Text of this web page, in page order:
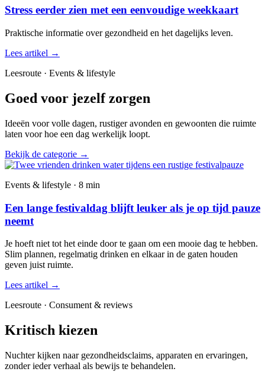
Stress eerder zien met een eenvoudige weekkaart
Praktische informatie over gezondheid en het dagelijks leven.
Lees artikel →
Leesroute · Events & lifestyle
Goed voor jezelf zorgen
Ideeën voor volle dagen, rustiger avonden en gewoonten die ruimte
laten voor hoe een dag werkelijk loopt.
Bekijk de categorie →
Events & lifestyle · 8 min
Een lange festivaldag blijft leuker als je op tijd pauze
neemt
Je hoeft niet tot het einde door te gaan om een mooie dag te hebben.
Slim plannen, regelmatig drinken en elkaar in de gaten houden
geven juist ruimte.
Lees artikel →
Leesroute · Consument & reviews
Kritisch kiezen
Nuchter kijken naar gezondheidsclaims, apparaten en ervaringen,
zonder ieder verhaal als bewijs te behandelen.